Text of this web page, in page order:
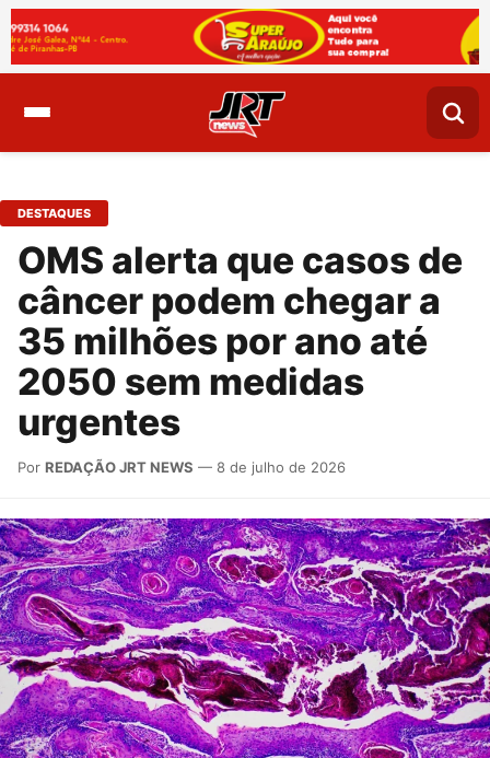
DESTAQUES
OMS alerta que casos de
câncer podem chegar a
35 milhões por ano até
2050 sem medidas
urgentes
Por REDAÇÃO JRT NEWS — 8 de julho de 2026